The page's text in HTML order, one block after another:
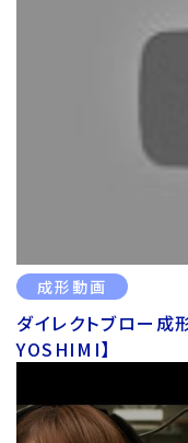
成形動画
ダイレクトブロー
YOSHIMI】